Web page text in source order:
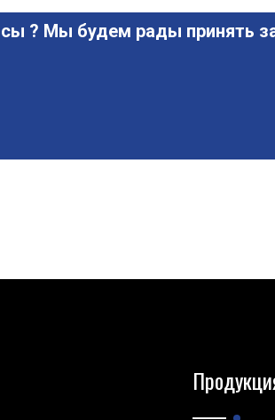
? Мы будем рады принять